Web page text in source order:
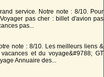
service. Notre note : 8/10. Pour
Voyager pas cher : billet d'avion pas
pas...
note : 8/10. Les meilleurs liens &
vacances et duvoyage&#9788; GT
Annuaire des...